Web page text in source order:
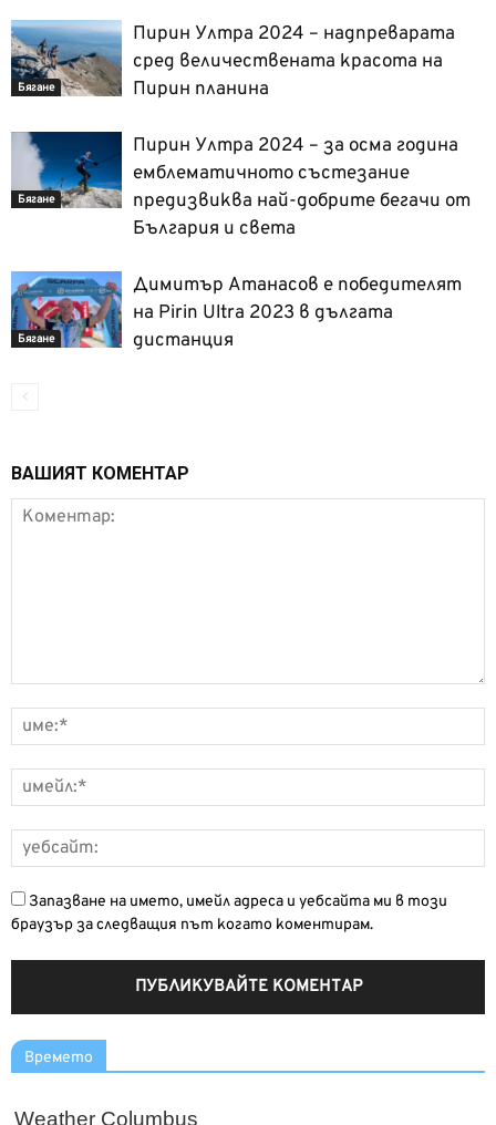
Бягане
Пирин Ултра 2024 – надпреварата
сред величествената красота на
Пирин планина
Бягане
Пирин Ултра 2024 – за осма година
емблематичното състезание
предизвиква най-добрите бегачи от
България и света
Бягане
Димитър Атанасов е победителят
на Pirin Ultra 2023 в дългата
дистанция
ВАШИЯТ КОМЕНТАР
Запазване на името, имейл адреса и уебсайта ми в този
браузър за следващия път когато коментирам.
Времето